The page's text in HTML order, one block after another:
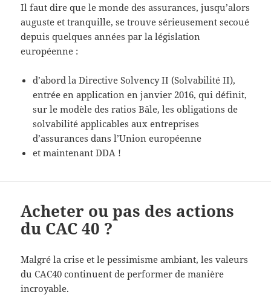
Il faut dire que le monde des assurances, jusqu’alors
auguste et tranquille, se trouve sérieusement secoué
depuis quelques années par la législation
européenne :
d’abord la Directive Solvency II (Solvabilité II),
entrée en application en janvier 2016, qui définit,
sur le modèle des ratios Bâle, les obligations de
solvabilité applicables aux entreprises
d’assurances dans l’Union européenne
et maintenant DDA !
Acheter ou pas des actions
du CAC 40 ?
Malgré la crise et le pessimisme ambiant, les valeurs
du CAC40 continuent de performer de manière
incroyable.